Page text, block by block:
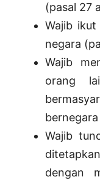
(pasal 27
Wajib
negara
Wajib
orang
Wajib
dengan